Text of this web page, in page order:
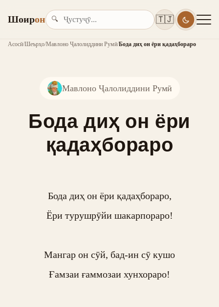
Шоирон 🔍 🇹🇯
Асосӣ/Шеърҳо/Мавлоно Ҷалолиддини Румӣ/Бода диҳ он ёри қадаҳбораро
Мавлоно Ҷалолиддини Румӣ
Бода диҳ он ёри
қадаҳбораро
Бода диҳ он ёри қадаҳбораро,
Ёри турушрӯйи шакарпораро!
Мангар он сӯй, бад-ин сӯ кушо
Ғамзаи ғаммозаи хунхораро!